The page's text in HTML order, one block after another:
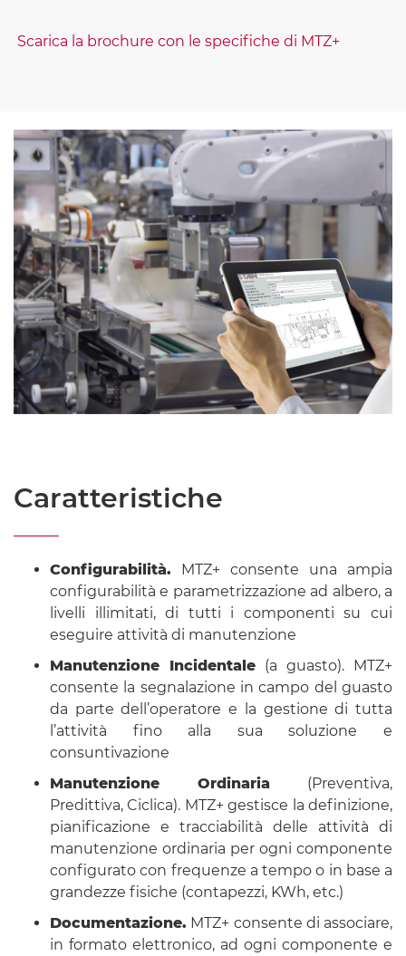
Scarica la brochure con le specifiche di MTZ+
Caratteristiche
Configurabilità. MTZ+ consente una ampia
configurabilità e parametrizzazione ad albero, a
livelli illimitati, di tutti i componenti su cui
eseguire attività di manutenzione
Manutenzione Incidentale (a guasto). MTZ+
consente la segnalazione in campo del guasto
da parte dell’operatore e la gestione di tutta
l’attività fino alla sua soluzione e
consuntivazione
Manutenzione Ordinaria (Preventiva,
Predittiva, Ciclica). MTZ+ gestisce la definizione,
pianificazione e tracciabilità delle attività di
manutenzione ordinaria per ogni componente
configurato con frequenze a tempo o in base a
grandezze fisiche (contapezzi, KWh, etc.)
Documentazione. MTZ+ consente di associare,
in formato elettronico, ad ogni componente e